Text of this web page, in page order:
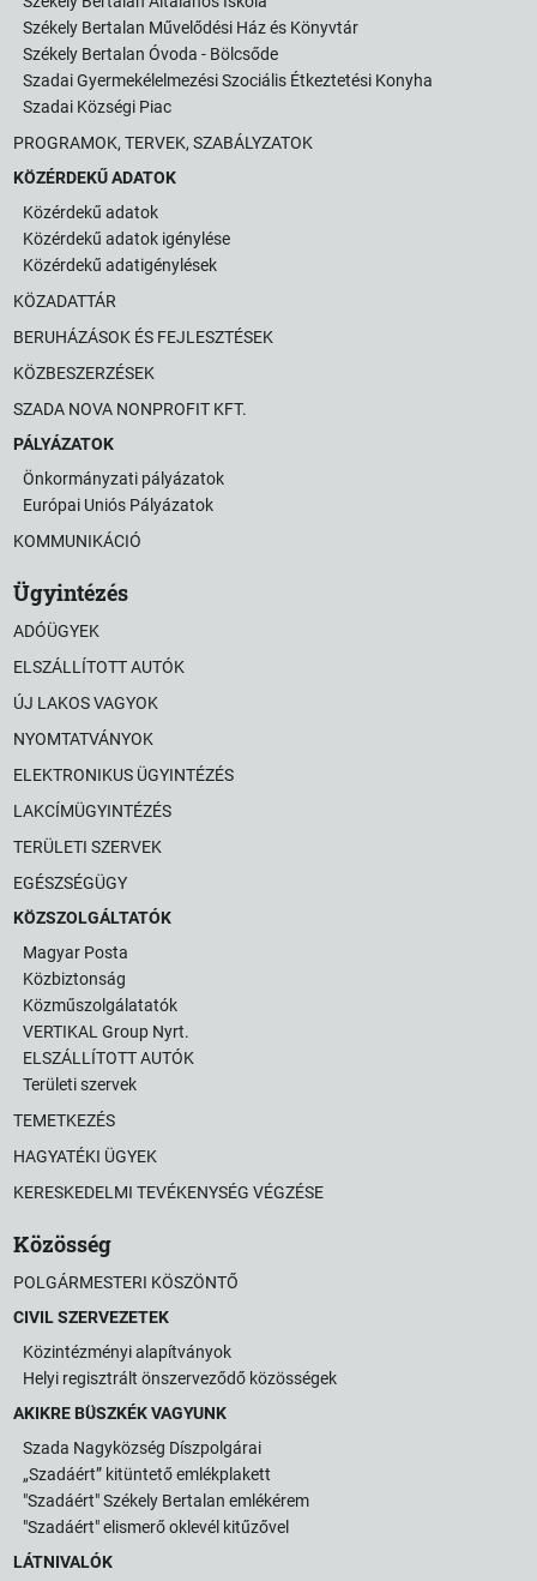
Székely Bertalan Művelődési Ház és Könyvtár
Székely Bertalan Óvoda - Bölcsőde
Szadai Gyermekélelmezési Szociális Étkeztetési Konyha
Szadai Községi Piac
PROGRAMOK, TERVEK, SZABÁLYZATOK
KÖZÉRDEKŰ ADATOK
Közérdekű adatok
Közérdekű adatok igénylése
Közérdekű adatigénylések
KÖZADATTÁR
BERUHÁZÁSOK ÉS FEJLESZTÉSEK
KÖZBESZERZÉSEK
SZADA NOVA NONPROFIT KFT.
PÁLYÁZATOK
Önkormányzati pályázatok
Európai Uniós Pályázatok
KOMMUNIKÁCIÓ
Ügyintézés
ADÓÜGYEK
ELSZÁLLÍTOTT AUTÓK
ÚJ LAKOS VAGYOK
NYOMTATVÁNYOK
ELEKTRONIKUS ÜGYINTÉZÉS
LAKCÍMÜGYINTÉZÉS
TERÜLETI SZERVEK
EGÉSZSÉGÜGY
KÖZSZOLGÁLTATÓK
Magyar Posta
Közbiztonság
Közműszolgálatatók
VERTIKAL Group Nyrt.
ELSZÁLLÍTOTT AUTÓK
Területi szervek
TEMETKEZÉS
HAGYATÉKI ÜGYEK
KERESKEDELMI TEVÉKENYSÉG VÉGZÉSE
Közösség
POLGÁRMESTERI KÖSZÖNTŐ
CIVIL SZERVEZETEK
Közintézményi alapítványok
Helyi regisztrált önszerveződő közösségek
AKIKRE BÜSZKÉK VAGYUNK
Szada Nagyközség Díszpolgárai
„Szadáért” kitüntető emlékplakett
"Szadáért" Székely Bertalan emlékérem
"Szadáért" elismerő oklevél kitűzővel
LÁTNIVALÓK